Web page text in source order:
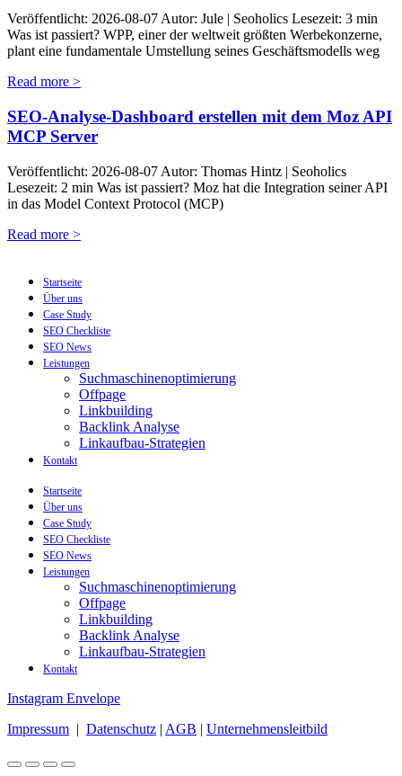
Veröffentlicht: 2026-08-07 Autor: Jule | Seoholics Lesezeit: 3 min
Was ist passiert? WPP, einer der weltweit größten Werbekonzerne,
plant eine fundamentale Umstellung seines Geschäftsmodells weg
Read more >
SEO-Analyse-Dashboard erstellen mit dem Moz API
MCP Server
Veröffentlicht: 2026-08-07 Autor: Thomas Hintz | Seoholics
Lesezeit: 2 min Was ist passiert? Moz hat die Integration seiner API
in das Model Context Protocol (MCP)
Read more >
Startseite
Über uns
Case Study
SEO Checkliste
SEO News
Leistungen
Suchmaschinenoptimierung
Offpage
Linkbuilding
Backlink Analyse
Linkaufbau-Strategien
Kontakt
Startseite
Über uns
Case Study
SEO Checkliste
SEO News
Leistungen
Suchmaschinenoptimierung
Offpage
Linkbuilding
Backlink Analyse
Linkaufbau-Strategien
Kontakt
Instagram Envelope
Impressum | Datenschutz | AGB | Unternehmensleitbild